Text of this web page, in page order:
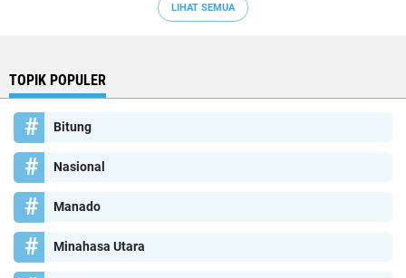
LIHAT SEMUA
TOPIK POPULER
Bitung
Nasional
Manado
Minahasa Utara